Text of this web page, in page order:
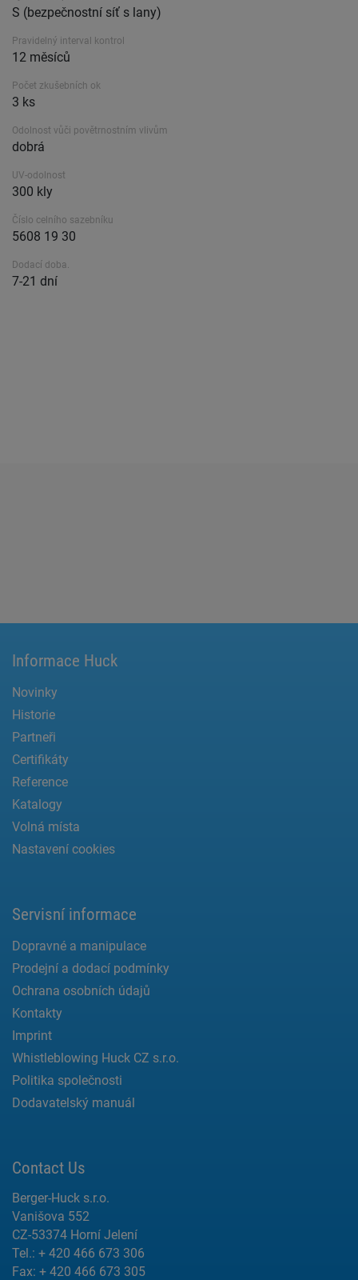
S (bezpečnostní síť s lany)
Pravidelný interval kontrol
12 měsíců
Počet zkušebních ok
3 ks
Odolnost vůči povětrnostním vlivům
dobrá
UV-odolnost
300 kly
Číslo celního sazebníku
5608 19 30
Dodací doba.
7-21 dní
Informace Huck
Novinky
Historie
Partneři
Certifikáty
Reference
Katalogy
Volná místa
Nastavení cookies
Servisní informace
Dopravné a manipulace
Prodejní a dodací podmínky
Ochrana osobních údajů
Kontakty
Imprint
Whistleblowing Huck CZ s.r.o.
Politika společnosti
Dodavatelský manuál
Contact Us
Berger-Huck s.r.o.
Vanišova 552
CZ-53374 Horní Jelení
Tel.: + 420 466 673 306
Fax: + 420 466 673 305